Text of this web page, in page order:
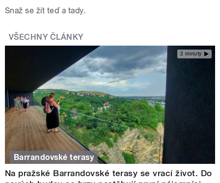
Snaž se žít teď a tady.
VŠECHNY ČLÁNKY
2 minuty
Barrandovské terasy
Na pražské Barrandovské terasy se vrací život. Do